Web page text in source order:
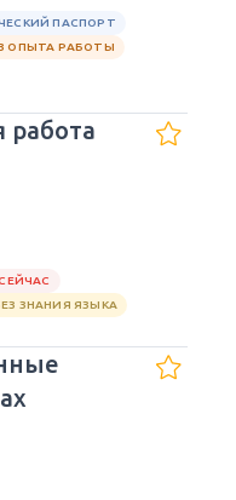
ПАСПОРТ
ОПЫТА РАБОТЫ
работа
ЗНАНИЯ ЯЗЫКА